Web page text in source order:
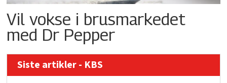
Vil vokse i brusmarkedet
med Dr Pepper
Siste artikler - KBS